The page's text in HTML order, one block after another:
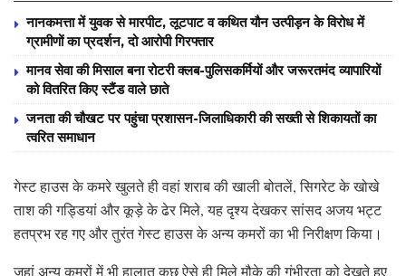
नानकमत्ता में युवक से मारपीट, लूटपाट व कथित यौन उत्पीड़न के विरोध में
ग्रामीणों का प्रदर्शन, दो आरोपी गिरफ्तार
मानव सेवा की मिसाल बना रोटरी क्लब-पुलिसकर्मियों और जरूरतमंद व्यापारियों
को वितरित किए स्टैंड वाले छाते
जनता की चौखट पर पहुंचा प्रशासन-जिलाधिकारी की सख्ती से शिकायतों का
त्वरित समाधान
गेस्ट हाउस के कमरे खुलते ही वहां शराब की खाली बोतलें, सिगरेट के खोखे
ताश की गड्डियां और कूड़े के ढेर मिले, यह दृश्य देखकर सांसद अजय भट्ट
हतप्रभ रह गए और तुरंत गेस्ट हाउस के अन्य कमरों का भी निरीक्षण किया।
जहां अन्य कमरों में भी हालात कुछ ऐसे ही मिले मौके की गंभीरता को देखते हुए